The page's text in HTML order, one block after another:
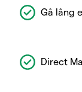
Gå lång
Direct